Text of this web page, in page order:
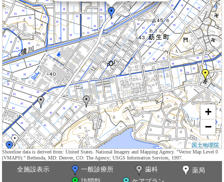
+
−
国土地理院
Shoreline data is derived from: United States. National Imagery and Mapping Agency. "Vector Map Level 0
(VMAP0)." Bethesda, MD: Denver, CO: The Agency; USGS Information Services, 1997.
全施設表示 一般診療所 歯科
薬局